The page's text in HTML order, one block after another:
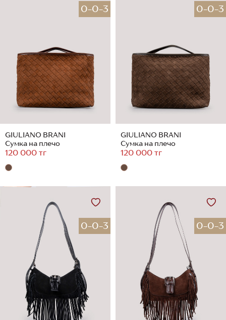
0-0-3
GIULIANO BRANI
Сумка на плечо
120 000 тг
0-0-3
GIULIANO BRANI
Сумка на плечо
120 000 тг
0-0-3 0-0-3